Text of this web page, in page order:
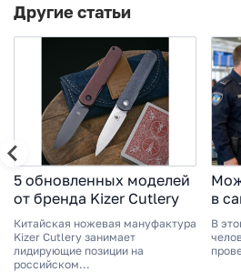
Другие статьи
5 обновленных моделей
от бренда Kizer Cutlery
Китайская ножевая мануфактура
Kizer Cutlery занимает
лидирующие позиции на
российском...
в
В